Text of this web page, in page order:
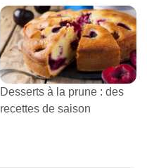
Desserts à la prune : des
recettes de saison